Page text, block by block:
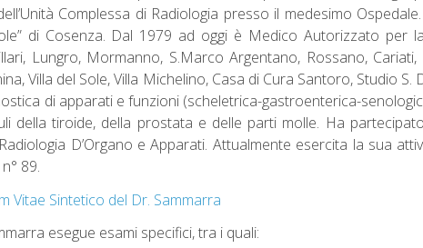
Complessa di Radiologia presso il medesimo
di Cosenza. Dal 1979 ad oggi è Medico Autorizzato per
Lungro, Mormanno, S.Marco Argentano, Rossano,
Villa del Sole, Villa Michelino, Casa di Cura Santoro, Studio
di apparati e funzioni (scheletrica-gastroenterica-
della tiroide, della prostata e delle parti molle. Ha
D’Organo e Apparati. Attualmente esercita la sua
89.
Vitae Sintetico del Dr. Sammarra
esegue esami specifici, tra i quali: